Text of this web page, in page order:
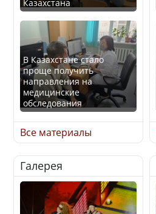
Казахстана
В Казахстане стало
проще получить
направления на
медицинские
обследования
Қазақстан Орталық Азия
елдері арасында әл-ауқат
индексінде көш бастады
Все материалы
Галерея